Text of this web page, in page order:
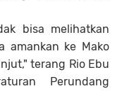
bisa melihatkan
amankan ke Mako
terang Rio Ebu
Perundang